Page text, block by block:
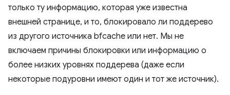
только ту информацию, которая уже известна
внешней странице, и то, блокировало ли поддерево
из другого источника bfcache или нет. Мы не
включаем причины блокировки или информацию о
более низких уровнях поддерева (даже если
некоторые подуровни имеют один и тот же источник).